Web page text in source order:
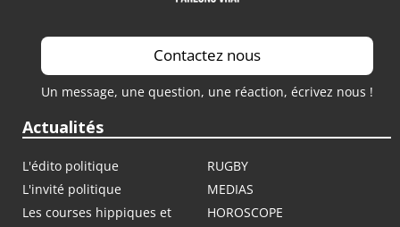
Contactez nous
Un message, une question, une réaction, écrivez nous !
Actualités
L'édito politique
RUGBY
L'invité politique
MEDIAS
Les courses hippiques et
HOROSCOPE